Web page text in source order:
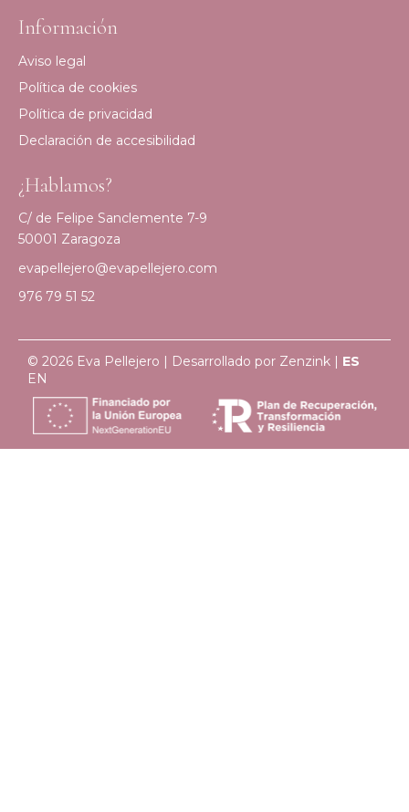
Información
Aviso legal
Política de cookies
Política de privacidad
Declaración de accesibilidad
¿Hablamos?
C/ de Felipe Sanclemente 7-9
50001 Zaragoza
evapellejero@evapellejero.com
976 79 51 52
© 2026 Eva Pellejero | Desarrollado por Zenzink | ES
EN